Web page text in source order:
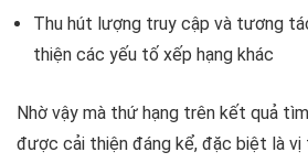
Thu hút lượng truy cập và tương
thiện các yếu tố xếp hạng khác
Nhờ vậy mà thứ hạng trên kết quả
được cải thiện đáng kể, đặc biệt là